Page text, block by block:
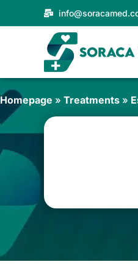
na
Homepage » Treatments »